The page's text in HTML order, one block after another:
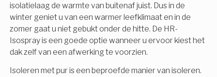
isolatielaag de warmte van buitenaf juist. Dus in de
winter geniet u van een warmer leefklimaat en in de
zomer gaat u niet gebukt onder de hitte. De HR-
Isospray is een goede optie wanneer u ervoor kiest het
dak zelf van een afwerking te voorzien.
Isoleren met pur is een beproefde manier van isoleren.